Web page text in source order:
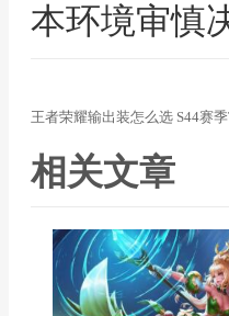
本环境审慎
王者荣耀输出装怎么选 S44赛
相关文章